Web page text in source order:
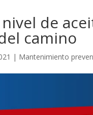
de
camino
| Mantenimiento